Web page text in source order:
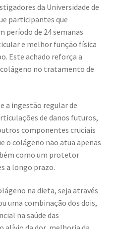
da Universidade de
participantes que
período de 24 semanas
e melhor função física
Este achado reforça a
no tratamento de
a ingestão regular de
de danos futuros,
componentes cruciais
o colágeno não atua apenas
como um protetor
a longo prazo.
na dieta, seja através
uma combinação dos dois,
na saúde das